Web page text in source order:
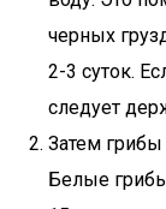
черных
2-3 суток.
следует
Затем
Белые